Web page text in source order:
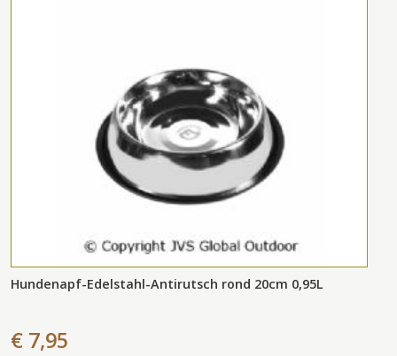
Hundenapf-Edelstahl-Antirutsch rond 20cm 0,95L
€ 7,95